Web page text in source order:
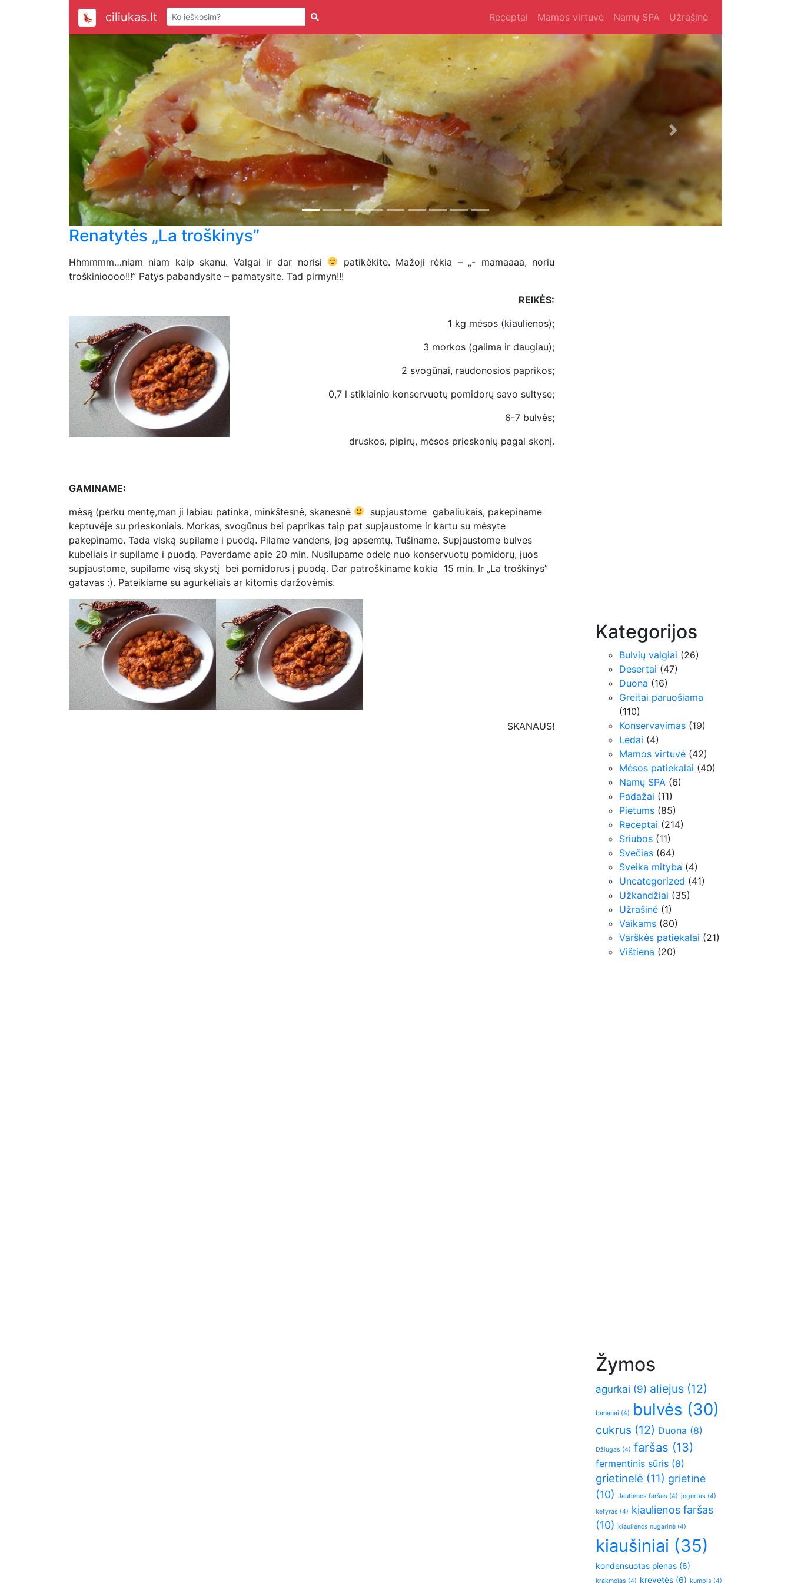
ciliukas.lt Receptai Mamos virtuvė Namų SPA Užrašinė
Previous Next
Renatytės „La troškinys”
Hhmmmm…niam niam kaip skanu. Valgai ir dar norisi
patikėkite. Mažoji rėkia – „- mamaaaa, noriu
troškinioooo!!!” Patys pabandysite – pamatysite. Tad pirmyn!!!
REIKĖS:
1 kg mėsos (kiaulienos);
3 morkos (galima ir daugiau);
2 svogūnai, raudonosios paprikos;
0,7 l stiklainio konservuotų pomidorų savo sultyse;
6-7 bulvės;
druskos, pipirų, mėsos prieskonių pagal skonį.
GAMINAME:
mėsą (perku mentę,man ji labiau patinka, minkštesnė, skanesnė
supjaustome gabaliukais, pakepiname
keptuvėje su prieskoniais. Morkas, svogūnus bei paprikas taip pat supjaustome ir kartu su mėsyte
pakepiname. Tada viską supilame i puodą. Pilame vandens, jog apsemtų. Tušiname. Supjaustome bulves
kubeliais ir supilame i puodą. Paverdame apie 20 min. Nusilupame odelę nuo konservuotų pomidorų, juos
supjaustome, supilame visą skystį bei pomidorus į puodą. Dar patroškiname kokia 15 min. Ir „La troškinys”
gatavas :). Pateikiame su agurkėliais ar kitomis daržovėmis.
SKANAUS!
Kategorijos
Bulvių valgiai (26)
Desertai (47)
Duona (16)
Greitai paruošiama
(110)
Konservavimas (19)
Ledai (4)
Mamos virtuvė (42)
Mėsos patiekalai (40)
Namų SPA (6)
Padažai (11)
Pietums (85)
Receptai (214)
Sriubos (11)
Svečias (64)
Sveika mityba (4)
Uncategorized (41)
Užkandžiai (35)
Užrašinė (1)
Vaikams (80)
Varškės patiekalai (21)
Vištiena (20)
Žymos
agurkai (9) aliejus (12)
bananai (4) bulvės (30)
cukrus (12) Duona (8)
Džiugas (4) faršas (13)
fermentinis sūris (8)
grietinelė (11) grietinė
(10) Jautienos faršas (4) jogurtas (4)
kefyras (4) kiaulienos faršas
(10) kiaulienos nugarinė (4)
kiaušiniai (35)
kondensuotas pienas (6)
krakmolas (4) krevetės (6) kumpis (4)